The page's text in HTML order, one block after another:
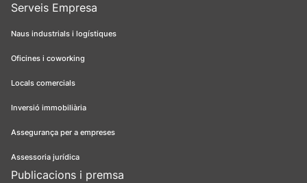
Serveis Empresa
Naus industrials i logístiques
Oficines i coworking
Locals comercials
Inversió immobiliària
Assegurança per a empreses
Assessoria jurídica
Publicacions i premsa